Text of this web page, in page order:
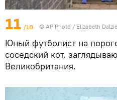
11 /18 © AP Photo / Elizabeth
Юный футболист на
соседский кот,
Великобритания.